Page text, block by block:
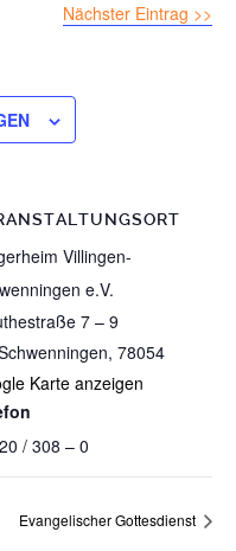
Nächster Eintrag >>
Villingen-
e.V.
7 – 9
, 78054
Karte anzeigen
/ 308 – 0
Evangelischer Gottesdienst